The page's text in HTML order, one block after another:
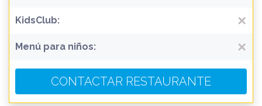
KidsClub:
Menú para niños:
CONTACTAR RESTAURANTE